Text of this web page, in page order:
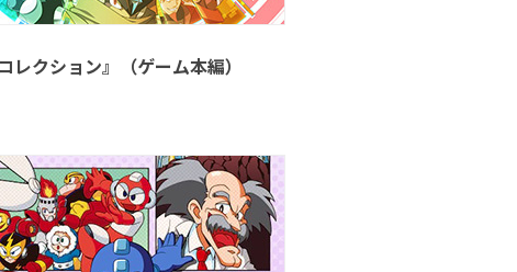
クション』（ゲーム本編）